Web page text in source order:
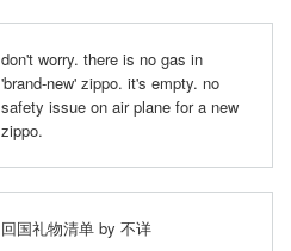
don't worry. there is no gas in
'brand-new' zippo. it's empty. no
safety issue on air plane for a new
zippo.
回国礼物清单 by 不详